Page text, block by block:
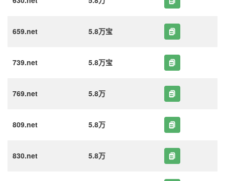
659.net 5.8万宝
739.net 5.8万宝
769.net 5.8万
809.net 5.8万
830.net 5.8万